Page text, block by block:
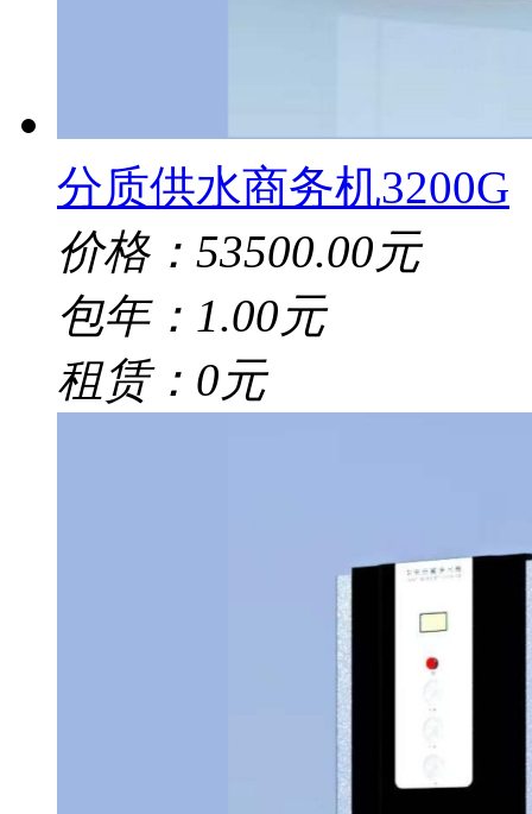
分质供水商务机3200G
价格：53500.00元
包年：1.00元
租赁：0元